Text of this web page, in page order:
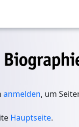
anmelden, um
Hauptseite.